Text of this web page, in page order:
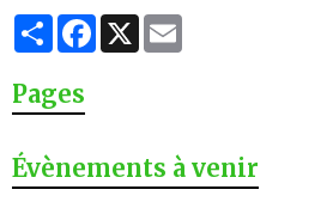
PartagerFacebook
X
Pages
Évènements à venir